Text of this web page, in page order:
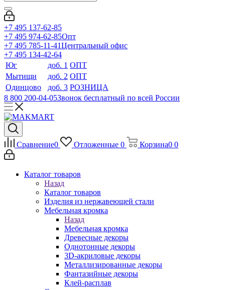
+7 495 137-62-85
+7 495 974-62-85Опт
+7 495 785-11-41Центральный офис
+7 495 134-42-64
Юг
доб. 1 ОПТ
Мытищи
доб. 2 ОПТ
Одинцово
доб. 3 РОЗНИЦА
8 800 200-04-05Звонок бесплатный по всей России
Сравнение0 Отложенные 0 Корзина0 0
Каталог товаров
Назад
Каталог товаров
Изделия из нержавеющей стали
Мебельная кромка
Назад
Мебельная кромка
Древесные декоры
Однотонные декоры
3D-акриловые декоры
Металлизированные декоры
Фантазийные декоры
Клей-расплав